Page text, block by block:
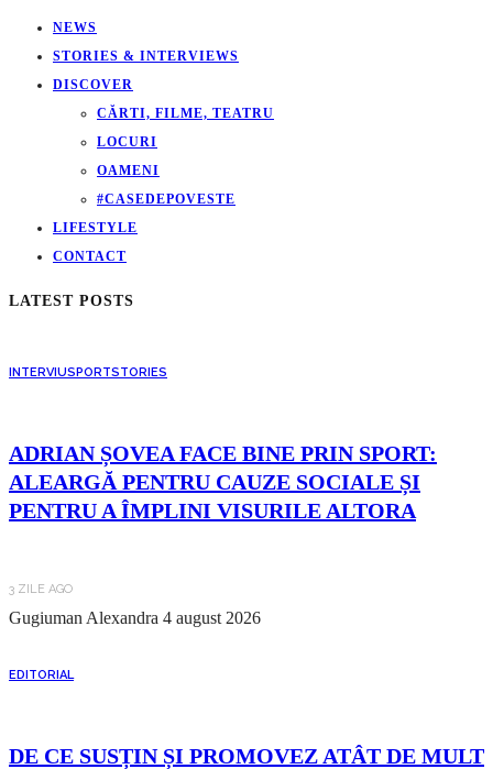
NEWS
STORIES & INTERVIEWS
DISCOVER
CĂRTI, FILME, TEATRU
LOCURI
OAMENI
#CASEDEPOVESTE
LIFESTYLE
CONTACT
LATEST POSTS
INTERVIUSPORTSTORIES
ADRIAN ȘOVEA FACE BINE PRIN SPORT:
ALEARGĂ PENTRU CAUZE SOCIALE ȘI
PENTRU A ÎMPLINI VISURILE ALTORA
3 ZILE AGO
Gugiuman Alexandra 4 august 2026
EDITORIAL
DE CE SUSȚIN ȘI PROMOVEZ ATÂT DE MULT